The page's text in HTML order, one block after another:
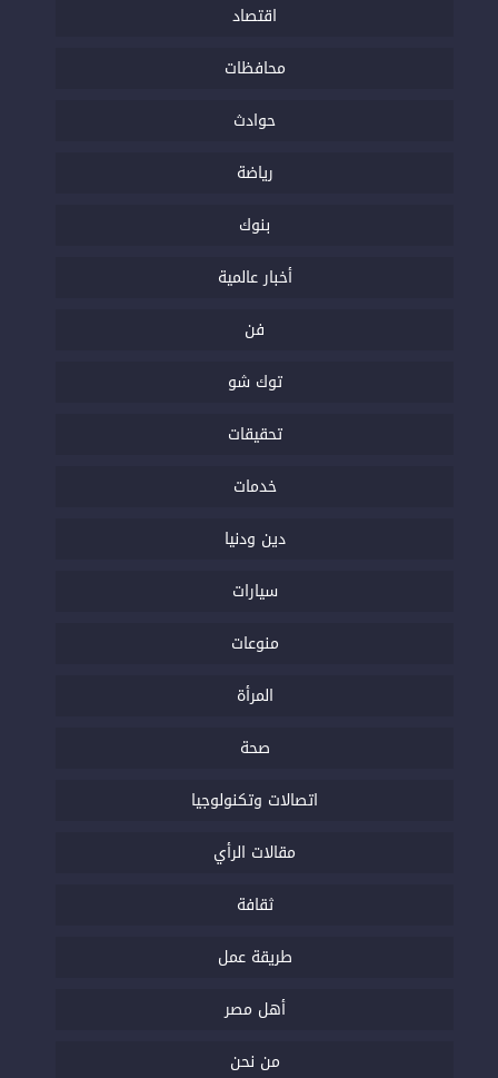
اقتصاد
محافظات
حوادث
رياضة
بنوك
أخبار عالمية
فن
توك شو
تحقيقات
خدمات
دين ودنيا
سيارات
منوعات
المرأة
صحة
اتصالات وتكنولوجيا
مقالات الرأي
ثقافة
طريقة عمل
أهل مصر
من نحن